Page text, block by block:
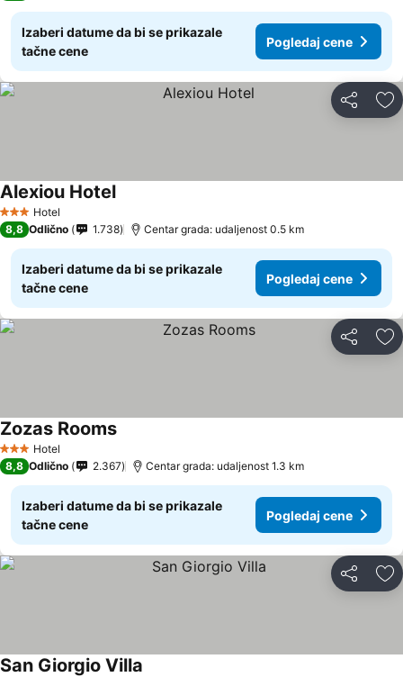
Izaberi datume da bi se prikazale
tačne cene
Pogledaj cene
Deli
3 Zvezdice
Hotel
Alexiou Hotel
8,8 Odlično 1.738 Centar grada: udaljenost 0.5 km
Izaberi datume da bi se prikazale
tačne cene
Pogledaj cene
Deli
3 Zvezdice
Hotel
Zozas Rooms
8,8 Odlično 2.367 Centar grada: udaljenost 1.3 km
Izaberi datume da bi se prikazale
tačne cene
Pogledaj cene
Deli
San Giorgio Villa